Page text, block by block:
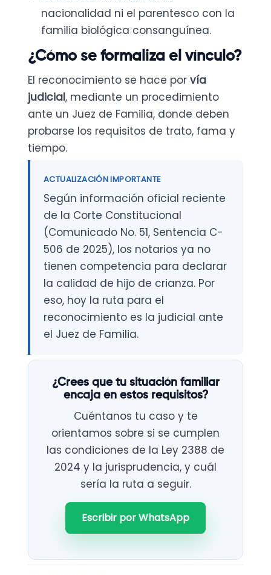
nacionalidad ni el parentesco con la
familia biológica consanguínea.
¿Cómo se formaliza el vínculo?
El reconocimiento se hace por vía
judicial, mediante un procedimiento
ante un Juez de Familia, donde deben
probarse los requisitos de trato, fama y
tiempo.
ACTUALIZACIÓN IMPORTANTE
Según información oficial reciente
de la Corte Constitucional
(Comunicado No. 51, Sentencia C-
506 de 2025), los notarios ya no
tienen competencia para declarar
la calidad de hijo de crianza. Por
eso, hoy la ruta para el
reconocimiento es la judicial ante
el Juez de Familia.
¿Crees que tu situación familiar
encaja en estos requisitos?
Cuéntanos tu caso y te
orientamos sobre si se cumplen
las condiciones de la Ley 2388 de
2024 y la jurisprudencia, y cuál
sería la ruta a seguir.
Escribir por WhatsApp